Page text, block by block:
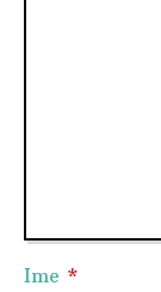
Ime *